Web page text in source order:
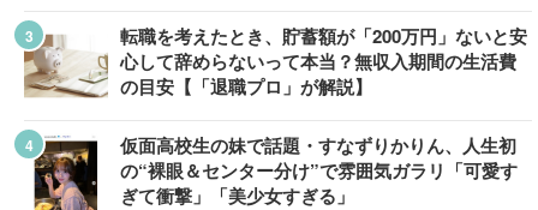
転職を考えたとき、貯蓄額が「200万円」ないと安
心して辞めらないって本当？無収入期間の生活費
の目安【「退職プロ」が解説】
仮面高校生の妹で話題・すなずりかりん、人生初
の“裸眼＆センター分け”で雰囲気ガラリ「可愛す
ぎて衝撃」「美少女すぎる」